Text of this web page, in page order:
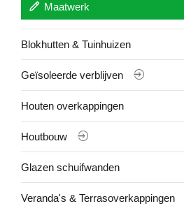
Maatwerk
Blokhutten & Tuinhuizen
Geïsoleerde verblijven
Houten overkappingen
Houtbouw
Glazen schuifwanden
Veranda's & Terrasoverkappingen